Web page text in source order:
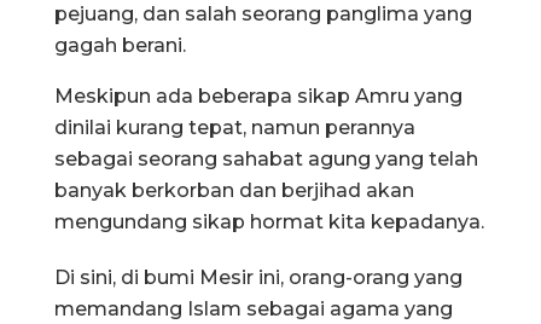
pejuang, dan salah seorang panglima yang
gagah berani.
Meskipun ada beberapa sikap Amru yang
dinilai kurang tepat, namun perannya
sebagai seorang sahabat agung yang telah
banyak berkorban dan berjihad akan
mengundang sikap hormat kita kepadanya.
Di sini, di bumi Mesir ini, orang-orang yang
memandang Islam sebagai agama yang